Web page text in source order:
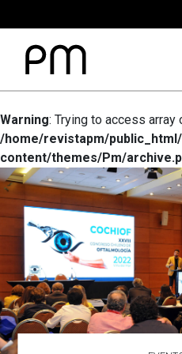
Warning: Trying to access
/home/revistapm/
content/themes/Pm/